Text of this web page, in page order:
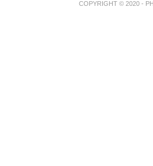
COPYRIGHT © 2020 -